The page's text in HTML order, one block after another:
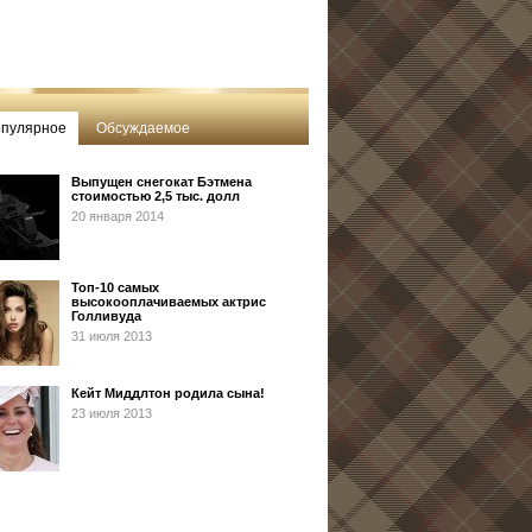
Обсуждаемое
Выпущен снегокат Бэтмена
стоимостью 2,5 тыс. долл
20 января 2014
Топ-10 самых
высокооплачиваемых актрис
Голливуда
31 июля 2013
Кейт Миддлтон родила сына!
23 июля 2013